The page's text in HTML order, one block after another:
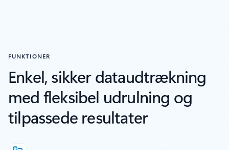
FUNKTIONER
Enkel, sikker dataudtrækning
med fleksibel udrulning og
tilpassede resultater